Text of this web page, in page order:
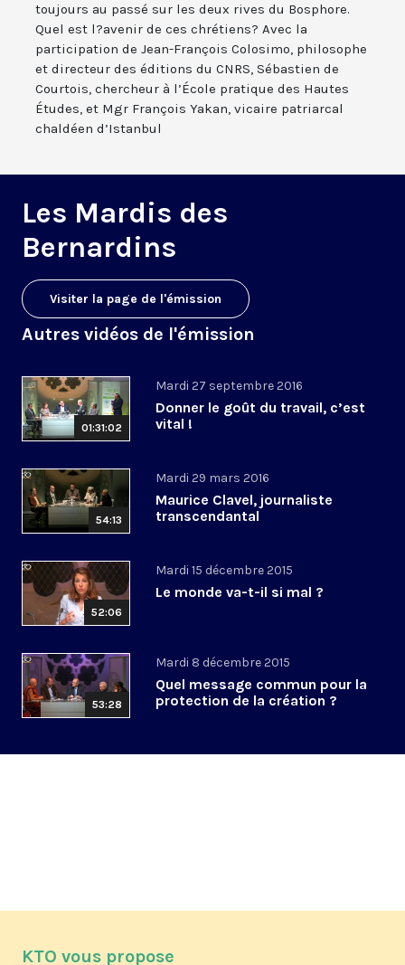
toujours au passé sur les deux rives du Bosphore.
Quel est l?avenir de ces chrétiens? Avec la
participation de Jean-François Colosimo, philosophe
et directeur des éditions du CNRS, Sébastien de
Courtois, chercheur à l’École pratique des Hautes
Études, et Mgr François Yakan, vicaire patriarcal
chaldéen d’Istanbul
Les Mardis des
Bernardins
Visiter la page de l'émission
Autres vidéos de l'émission
01:31:02
Mardi 27 septembre 2016
Donner le goût du travail, c’est
vital !
54:13
Mardi 29 mars 2016
Maurice Clavel, journaliste
transcendantal
52:06
Mardi 15 décembre 2015
Le monde va-t-il si mal ?
53:28
Mardi 8 décembre 2015
Quel message commun pour la
protection de la création ?
KTO vous propose